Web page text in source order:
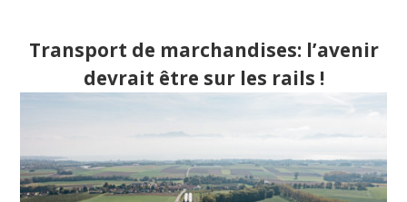
Transport de marchandises: l’avenir
devrait être sur les rails !